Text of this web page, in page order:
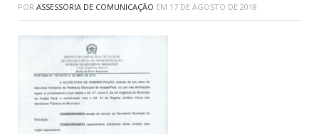
POR ASSESSORIA DE COMUNICAÇÃO EM 17 DE AGOSTO DE 2018